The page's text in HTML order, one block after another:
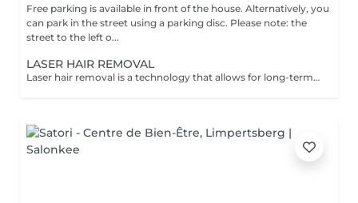
Free parking is available in front of the house. Alternatively, you
can park in the street using a parking disc. Please note: the
street to the left o...
LASER HAIR REMOVAL
Laser hair removal is a technology that allows for long-term hair reduction by targeting the hair follicle. The treatment is progressive and requires multiple sessions, as well as maintenance sessions, to achieve optimal results. The treatment areas are divided into: Small areas (upper lip, chin, underarms) Medium areas (half legs, half arms) Full body This treatment is suitable for anyone seeking long-lasting and permanent hair reduction. The indicated durations correspond to the total care time and may vary depending on the areas treated. To ensure your safety and the effectiveness of the treatment: No sun or UV exposure within 4 weeks before the session Self-tanning and tanning accelerators are prohibited Please inform us of any ongoing medical treatments (anti-inflammatory drugs, antibiotics) Hair must not be bleached or removed (wax, tweezers, epilator) within 2 weeks before the session The treatment area must be shaved 24 hours before the session No product or cream should be applied to the treated area on the day of the appointment The treatment is not performed on pregnant or breastfeeding women If these conditions are not met, the session may be postponed or canceled to ensure your safety and the effectiveness of the treatment. If the area is not shaved on the day of the appointment, an additional charge of €20 may apply.